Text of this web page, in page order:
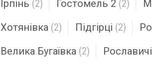
Ірпінь (2) Гостомель 2 (2)
Хотянівка (2) Підгірці (2)
Велика Бугаївка (2) Рославичі